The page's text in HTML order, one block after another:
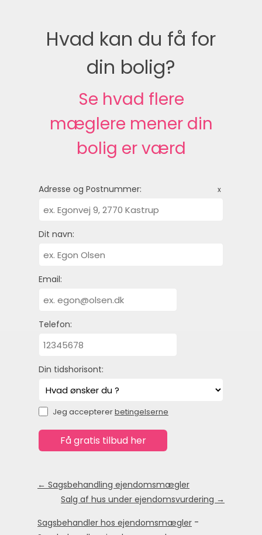
Hvad kan du få for
din bolig?
Se hvad flere
mæglere mener din
bolig er værd
Adresse og Postnummer: x
Dit navn:
Email:
Telefon:
Din tidshorisont:
Jeg acceptererbetingelserne
← Sagsbehandling ejendomsmægler
Salg af hus under ejendomsvurdering →
Sagsbehandler hos ejendomsmægler -